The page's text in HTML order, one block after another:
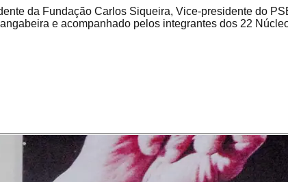
da Fundação Carlos Siqueira, Vice-presidente do
e acompanhado pelos integrantes dos 22